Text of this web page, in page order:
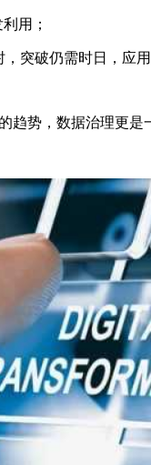
用；
突破仍需时日，应
趋势，数据治理更是